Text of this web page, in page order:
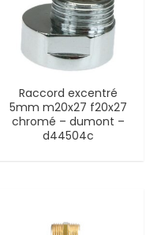
Raccord excentré
5mm m20x27 f20x27
chromé – dumont –
d44504c